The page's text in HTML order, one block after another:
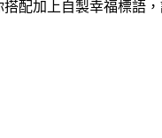
配加上自製幸福標語